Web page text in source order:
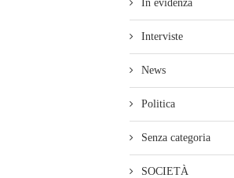
In evidenza
Interviste
News
Politica
Senza categoria
SOCIETÀ